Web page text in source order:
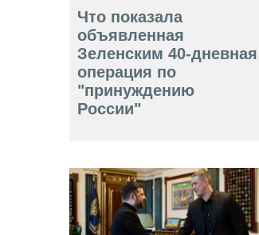
Что показала
объявленная
Зеленским 40-дневная
операция по
"принуждению
России"